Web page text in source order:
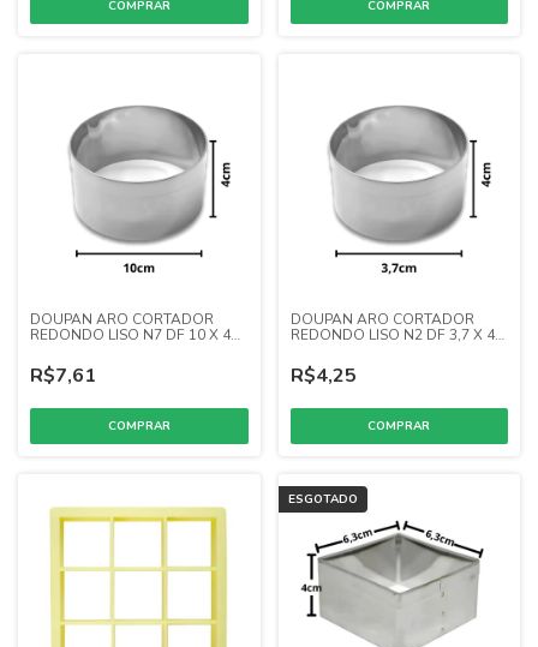
DOUPAN ARO CORTADOR
REDONDO LISO N7 DF 10 X 4
R$7,61
DOUPAN ARO CORTADOR
REDONDO LISO N2 DF 3,7 X 4
R$4,25
ESGOTADO